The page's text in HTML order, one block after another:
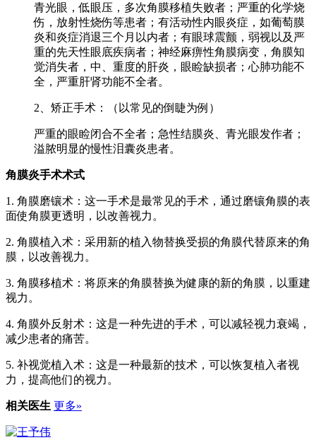
青光眼，低眼压，多次角膜移植失败者；严重的化学烧
伤，放射性烧伤等患者；有活动性内眼炎症，如葡萄膜
炎和炎症消退三个月以内者；有眼球震颤，弱视以及严
重的先天性眼底疾病者；神经麻痹性角膜病变，角膜知
觉消失者，中、重度的肝炎，眼睑缺损者；心肺功能不
全，严重肝肾功能不全者。
2、矫正手术：（以常见的倒睫为例）
严重的眼睑闭合不全者；急性结膜炎、青光眼发作者；
溢脓明显的慢性泪囊炎患者。
角膜炎手术术式
1. 角膜磨镶术：这一手术是最常见的手术，通过磨镶角膜的表
面使角膜更透明，以改善视力。
2. 角膜植入术：采用新的植入物替换受损的角膜代替原来的角
膜，以改善视力。
3. 角膜移植术：将原来的角膜替换为健康的新的角膜，以重建
视力。
4. 角膜外反射术：这是一种先进的手术，可以减轻视力衰竭，
减少患者的痛苦。
5. 补视觉植入术：这是一种最新的技术，可以恢复植入者视
力，提高他们的视力。
相关医生 更多»